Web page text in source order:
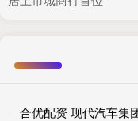
合优配资 现代汽车集